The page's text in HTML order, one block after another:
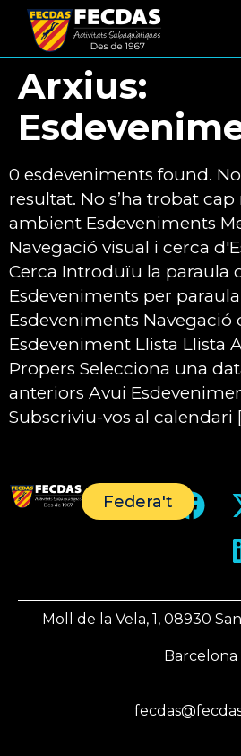
Arxius:
0 esdeveniments found.
resultat. No s’ha trobat
ambient Esdeveniments
Navegació visual i cerca
Cerca Introduïu la paraula
Esdeveniments per
Esdeveniments Navegació
Esdeveniment Llista Llista
Propers Selecciona una
anteriors Avui
Subscriviu-vos al calendari
Federa't
Moll de la Vela, 1, 08930
Barcelona